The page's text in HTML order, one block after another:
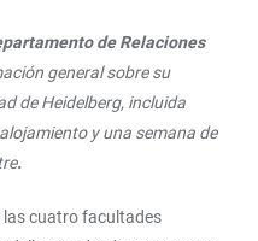
de Relaciones
general sobre su
de Heidelberg, incluida
y una semana de
.
las cuatro facultades